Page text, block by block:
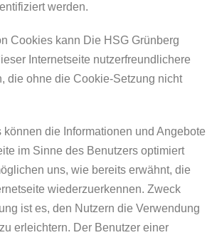
werden.
Cookies kann Die HSG Grünberg
Internetseite nutzerfreundlichere
die ohne die Cookie-Setzung nicht
die Informationen und Angebote
im Sinne des Benutzers optimiert
uns, wie bereits erwähnt, die
wiederzuerkennen. Zweck
ist es, den Nutzern die Verwendung
erleichtern. Der Benutzer einer